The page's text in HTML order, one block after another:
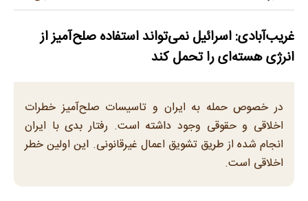
غریب‌آبادی: اسرائیل نمی‌تواند استفاده صلح‌آمیز از
انرژی هسته‌ای را تحمل کند
در خصوص حمله به ایران و تاسیسات صلح‌آمیز خطرات
اخلاقی و حقوقی وجود داشته است. رفتار بدی با ایران
انجام شده از طریق تشویق اعمال غیرقانونی. این اولین خطر
اخلاقی است.